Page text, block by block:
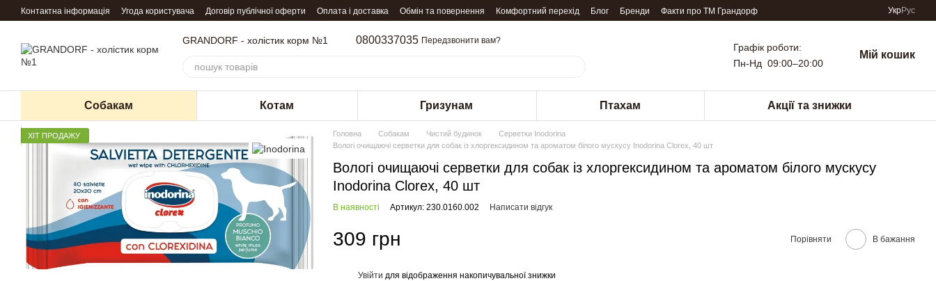
Перейти до основного контенту
Контактна інформація Угода користувача Договір публічної оферти Оплата і доставка Обмін та повернення Комфортний перехід Блог Бренди Факти про TM Грандорф УкрРус
GRANDORF - холістик корм №1 0800337035 Передзвонити вам?
Графік роботи:
Пн-Нд 09:00–20:00
Мій кошик
Собакам Котам Гризунам Птахам Акції та знижки
ХІТ ПРОДАЖУ Головна Собакам Чистий будинок
Серветки Inodorina
Вологі очищаючі серветки для собак із хлоргексидином та ароматом білого мускусу Inodorina Clorex, 40 шт
Вологі очищаючі серветки для собак із хлоргексидином та ароматом білого мускусу
Inodorina Clorex, 40 шт
В наявності Артикул: 230.0160.002 Написати відгук
309 грн Порівняти В бажання
Увійти для відображення накопичувальної знижки